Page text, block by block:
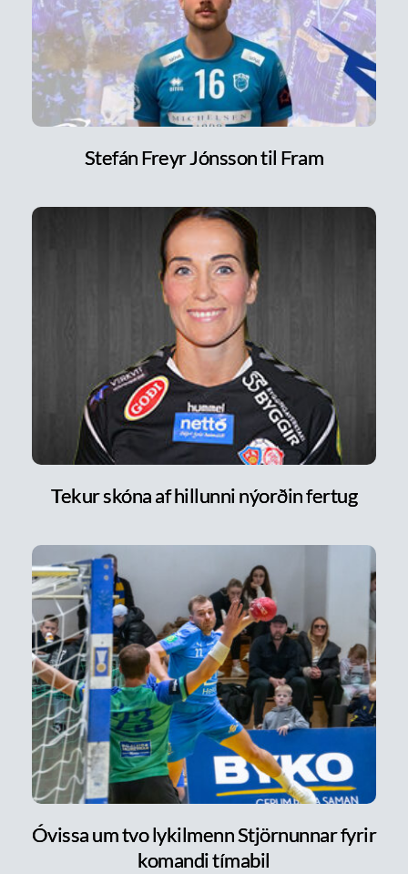
Stefán Freyr Jónsson til Fram
Tekur skóna af hillunni nýorðin fertug
Óvissa um tvo lykilmenn Stjörnunnar fyrir
komandi tímabil